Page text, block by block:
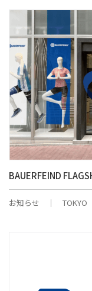
BAUERFEIND
お知らせ TOKYO